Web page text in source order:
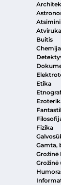
Buitis
Chemija
Etika
Fizika
Gamta,
Grožinė